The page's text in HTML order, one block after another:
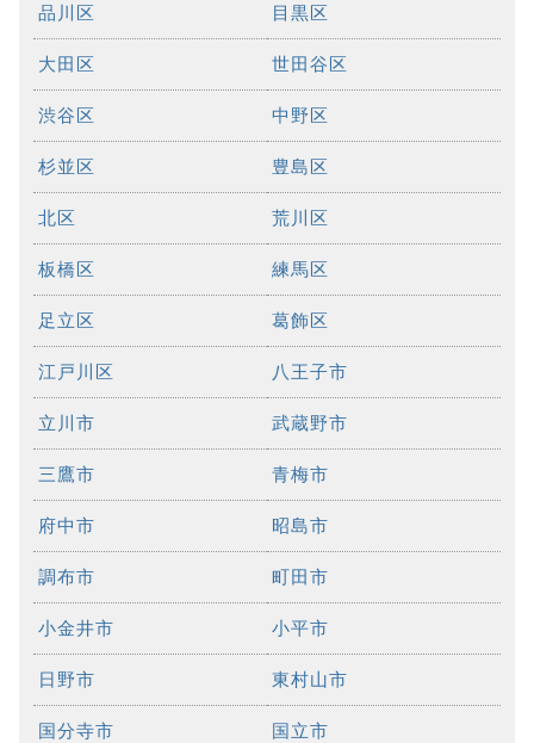
品川区 目黒区
大田区 世田谷区
渋谷区 中野区
杉並区 豊島区
北区 荒川区
板橋区 練馬区
足立区 葛飾区
江戸川区 八王子市
立川市 武蔵野市
三鷹市 青梅市
府中市 昭島市
調布市 町田市
小金井市 小平市
日野市 東村山市
国分寺市 国立市